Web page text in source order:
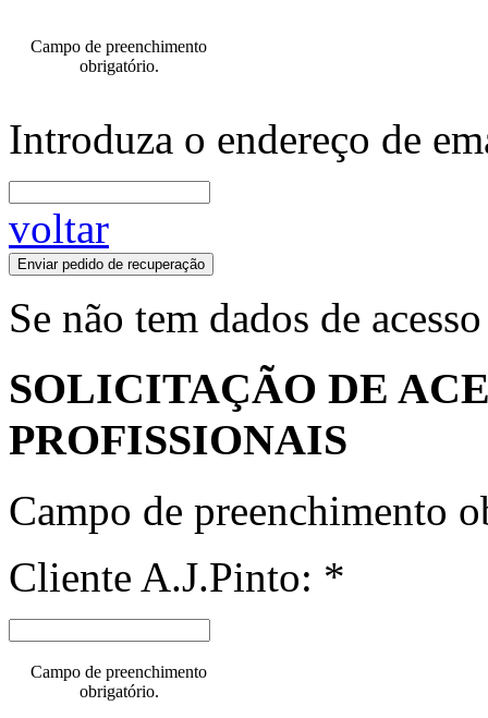
Campo de preenchimento
obrigatório.
Introduza o endereço de
voltar
Enviar pedido de recuperação
Se não tem dados de
SOLICITAÇÃO DE
PROFISSIONAIS
Campo de preenchimento
Cliente A.J.Pinto: *
Campo de preenchimento
obrigatório.